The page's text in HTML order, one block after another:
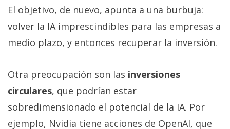
El objetivo, de nuevo, apunta a una burbuja:
volver la IA imprescindibles para las empresas a
medio plazo, y entonces recuperar la inversión.
Otra preocupación son las inversiones
circulares, que podrían estar
sobredimensionado el potencial de la IA. Por
ejemplo, Nvidia tiene acciones de OpenAI, que